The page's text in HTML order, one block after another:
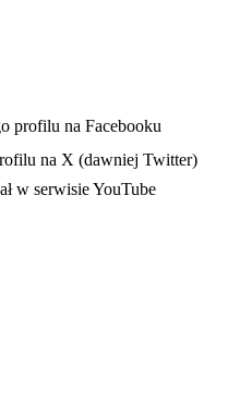
karcie
profilu na Facebooku
na X (dawniej Twitter)
karcie
w serwisie YouTube